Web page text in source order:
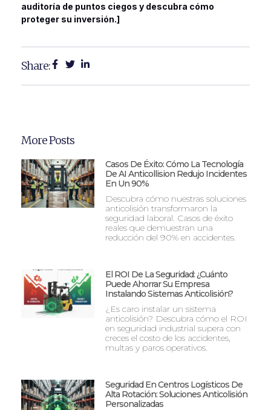
auditoría de puntos ciegos y descubra cómo
proteger su inversión.]
Share:
More Posts
Casos De Éxito: Cómo La Tecnología
De AI Anticollision Redujo Incidentes
En Un 90%
Descubra cómo nuestras soluciones
anticolisión transformaron la
seguridad laboral. Casos de éxito
reales que demuestran una
reducción del 90% en accidentes.
El ROI De La Seguridad: ¿Cuánto
Puede Ahorrar Su Empresa
Instalando Sistemas Anticolisión?
¿Es caro instalar un sistema
anticolisión? Descubra cómo el ROI
en seguridad industrial supera con
creces el costo de los accidentes,
multas y paros operativos.
Seguridad En Centros Logísticos De
Alta Rotación: Soluciones Anticolisión
Personalizadas